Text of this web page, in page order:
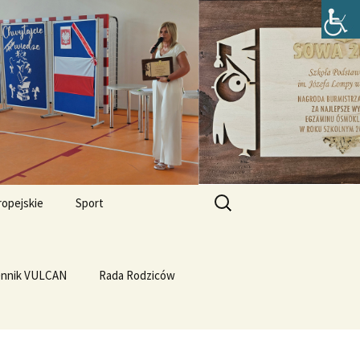
Lompy w
Linux
Sport
WF z Klasą
VULCAN Rada Rodziców
Szukaj: